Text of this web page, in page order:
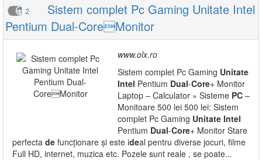
2
Sistem complet Pc Gaming Unitate Intel
Pentium Dual-CoreMonitor
www.olx.ro
Sistem complet Pc Gaming Unitate
Intel Pentium Dual-Core+ Monitor
Laptop – Calculator » Sisteme PC –
Monitoare 500 lei 500 lei: Sistem
complet Pc Gaming Unitate Intel
Pentium Dual-Core+ Monitor Stare
perfecta de funcționare și este ideal pentru diverse jocuri, filme
Full HD, internet, muzica etc. Pozele sunt reale , se poate...